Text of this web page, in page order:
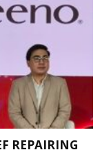
REPAIRING